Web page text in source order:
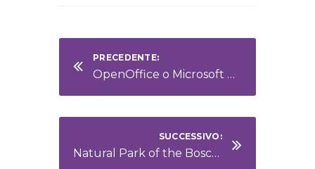
PRECEDENTE:
OpenOffice o Microsoft Office: come scegliere la suite di produttività più adatta
SUCCESSIVO:
Natural Park of the Bosco delle Sorti della Partecipanza: an emotional journey through an ancient forest